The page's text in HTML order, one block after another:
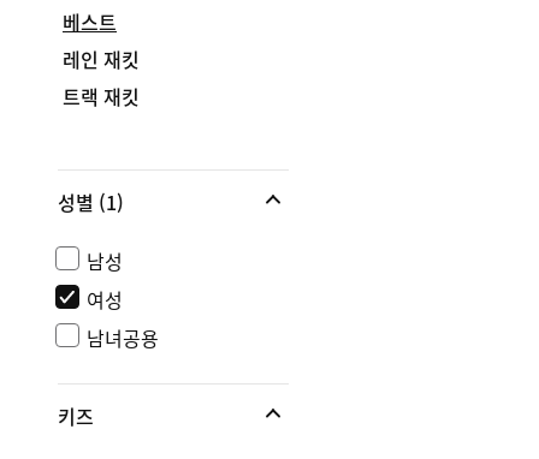
베스트
레인 재킷
트랙 재킷
성별 (1)
남성
여성
남녀공용
키즈